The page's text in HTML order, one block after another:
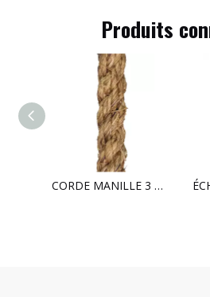
Produits
CORDE MANILLE 3 BRINS